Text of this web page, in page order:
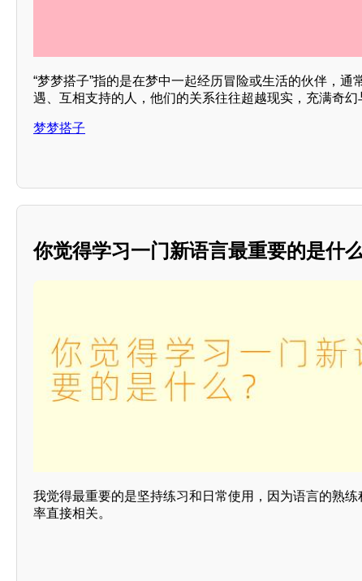
“梦梦搭子”指的是在梦中一起经历冒险或生活的伙伴，通
遇、互相支持的人，他们的关系往往超越现实，充满奇幻
梦梦搭子
你觉得学习一门新语言最重要的是什
我觉得最重要的是坚持练习和日常使用，因为语言的熟
率直接相关。